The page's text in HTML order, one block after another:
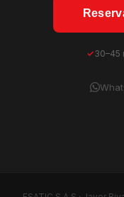
30–45